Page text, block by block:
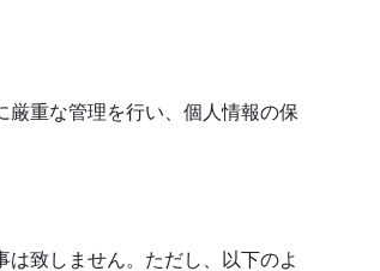
厳重な管理を行い、個人情報の保
致しません。ただし、以下のよ